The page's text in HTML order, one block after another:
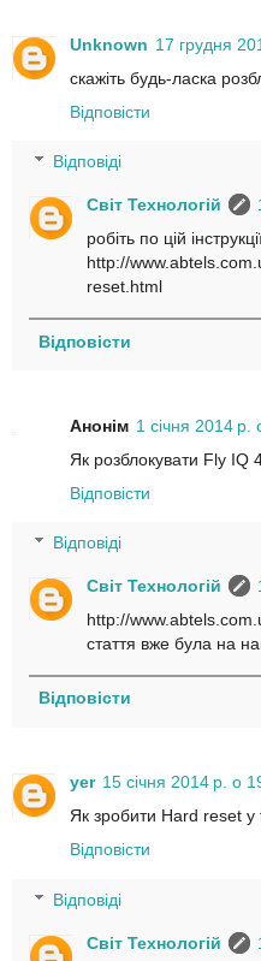
Unknown 17 грудня
скажіть будь-ласка
Відповісти
Відповіді
Світ Технологій
робіть по цій
http://
reset.html
Відповісти
Анонім 1 січня 2014 р.
Як розблокувати Fly IQ
Відповісти
Відповіді
Світ Технологій
http://
стаття вже була на
Відповісти
yer 15 січня 2014 р. о
Як зробити Hard reset у
Відповісти
Відповіді
Світ Технологій